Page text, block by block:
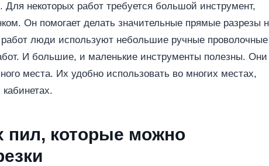
Для некоторых работ требуется большой инструмент,
Он помогает делать значительные прямые разрезы
люди используют небольшие ручные проволочные
И большие, и маленькие инструменты полезны. Они
места. Их удобно использовать во многих местах,
которые можно